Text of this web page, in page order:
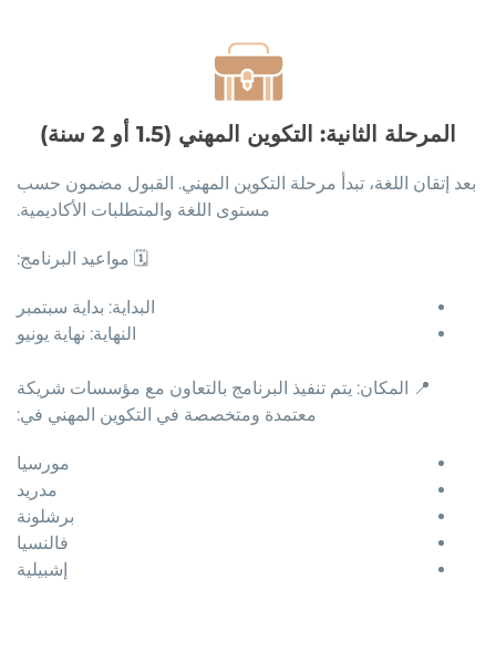
المرحلة الثانية: التكوين المهني (1.5 أو 2 سنة)
بعد إتقان اللغة، تبدأ مرحلة التكوين المهني. القبول مضمون حسب
مستوى اللغة والمتطلبات الأكاديمية.
🗓️ مواعيد البرنامج:
البداية: بداية سبتمبر
النهاية: نهاية يونيو
📍 المكان: يتم تنفيذ البرنامج بالتعاون مع مؤسسات شريكة
معتمدة ومتخصصة في التكوين المهني في:
مورسيا
مدريد
برشلونة
فالنسيا
إشبيلية